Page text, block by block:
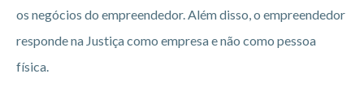
os negócios do empreendedor. Além disso, o empreendedor
responde na Justiça como empresa e não como pessoa
física.